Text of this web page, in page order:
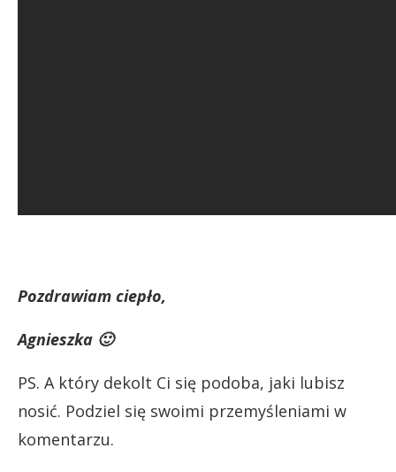
Pozdrawiam ciepło,
Agnieszka 🙂
PS. A który dekolt Ci się podoba, jaki lubisz
nosić. Podziel się swoimi przemyśleniami w
komentarzu.